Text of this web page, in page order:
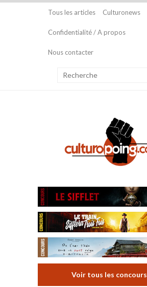
Tous les articles Culturonews
Confidentialité / A propos
Nous contacter
Voir tous les concours